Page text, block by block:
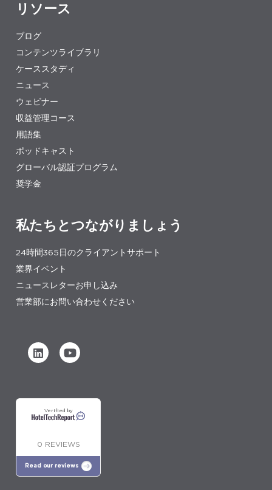
リソース
ブログ
コンテンツライブラリ
ケーススタディ
ニュース
ウェビナー
収益管理コース
用語集
ポッドキャスト
グローバル認証プログラム
奨学金
私たちとつながりましょう
24時間365日のクライアントサポート
業界イベント
ニュースレターお申し込み
営業部にお問い合わせください
Verified by
0 REVIEWS
Read our reviews